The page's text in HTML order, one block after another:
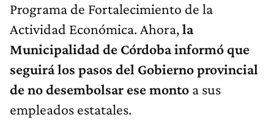
Programa de Fortalecimiento de la
Actividad Económica. Ahora,la
Municipalidad de Córdoba informó que
seguirá los pasos del Gobierno provincial
de no desembolsar ese monto a sus
empleados estatales.